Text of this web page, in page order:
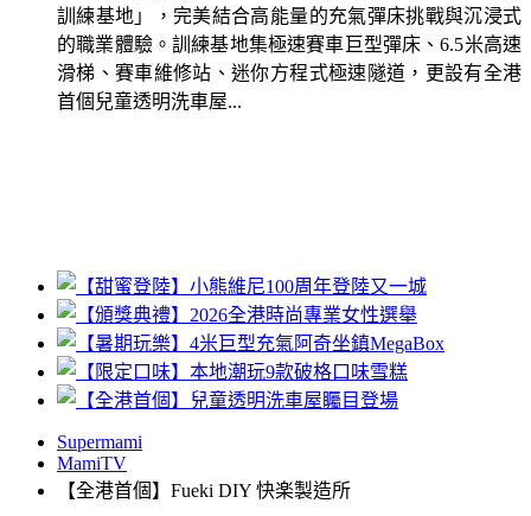
訓練基地」，完美結合高能量的充氣彈床挑戰與沉浸式
的職業體驗。訓練基地集極速賽車巨型彈床、6.5米高速
滑梯、賽車維修站、迷你方程式極速隧道，更設有全港
首個兒童透明洗車屋...
Supermami
MamiTV
【全港首個】Fueki DIY 快楽製造所